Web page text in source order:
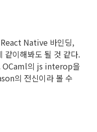
Native 바인딩,
같이해봐도 될 것 같다.
OCaml의 js interop을
의 전신이라 볼 수